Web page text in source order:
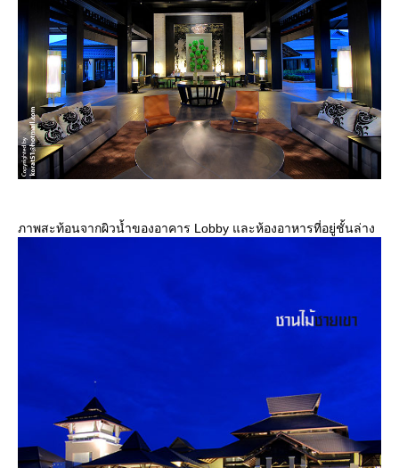
ภาพสะท้อนจากผิวน้ำของอาคาร Lobby และห้องอาหารที่อยู่ชั้นล่าง